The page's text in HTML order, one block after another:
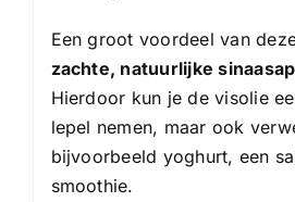
Een groot voordeel van
zachte, natuurlijke
Hierdoor kun je de visolie
lepel nemen, maar ook
bijvoorbeeld yoghurt, een
smoothie.